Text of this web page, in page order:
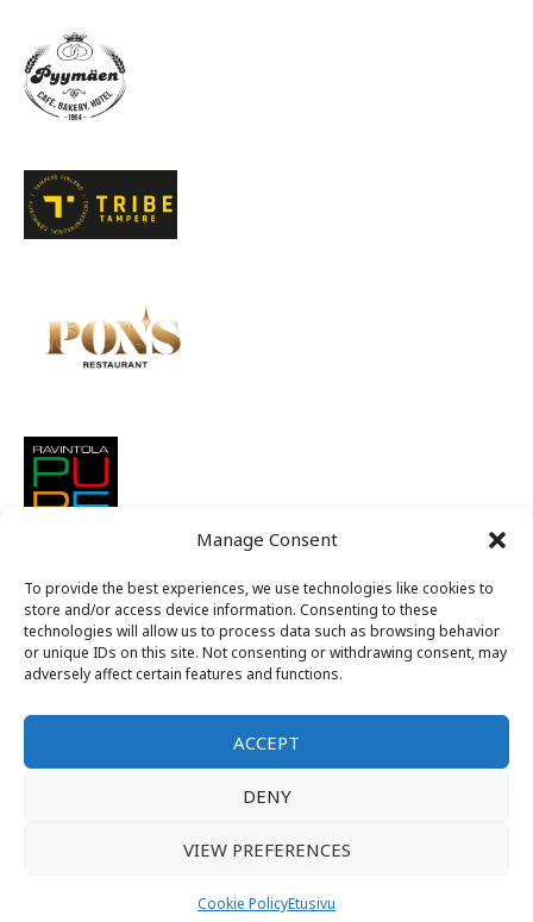
Manage Consent
To provide the best experiences, we use technologies like cookies to
store and/or access device information. Consenting to these
technologies will allow us to process data such as browsing behavior
or unique IDs on this site. Not consenting or withdrawing consent, may
adversely affect certain features and functions.
ACCEPT
DENY
VIEW PREFERENCES
Cookie PolicyEtusivu
Suomen nuorkauppakamarit ry
Kansallinen jäsenintra